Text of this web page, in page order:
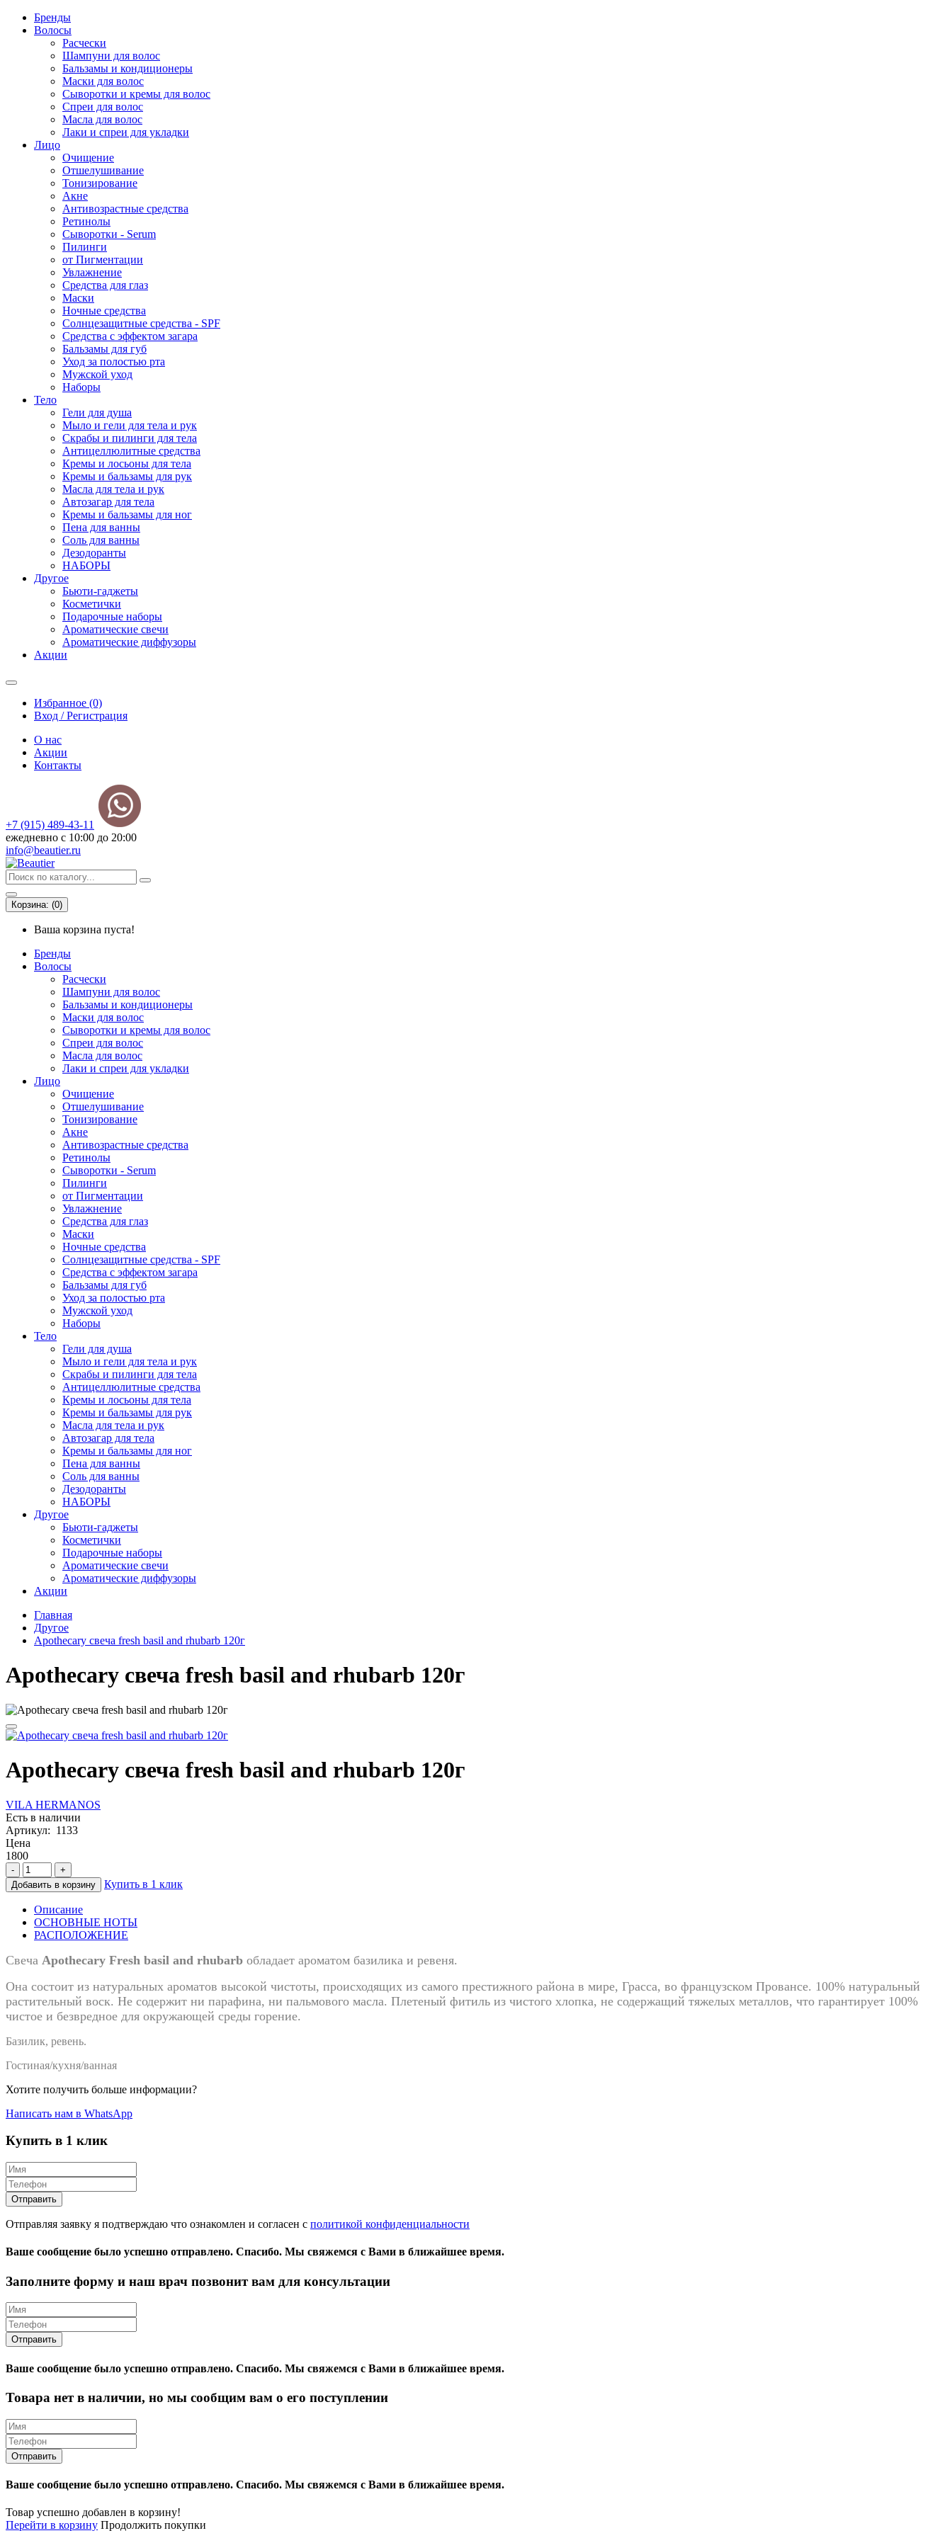
Бренды
Волосы
Расчески
Шампуни для волос
Бальзамы и кондиционеры
Маски для волос
Сыворотки и кремы для волос
Спреи для волос
Масла для волос
Лаки и спреи для укладки
Лицо
Очищение
Отшелушивание
Тонизирование
Акне
Антивозрастные средства
Ретинолы
Сыворотки - Serum
Пилинги
от Пигментации
Увлажнение
Средства для глаз
Маски
Ночные средства
Солнцезащитные средства - SPF
Средства c эффектом загара
Бальзамы для губ
Уход за полостью рта
Мужской уход
Наборы
Тело
Гели для душа
Мыло и гели для тела и рук
Скрабы и пилинги для тела
Антицеллюлитные средства
Кремы и лосьоны для тела
Кремы и бальзамы для рук
Масла для тела и рук
Автозагар для тела
Кремы и бальзамы для ног
Пена для ванны
Соль для ванны
Дезодоранты
НАБОРЫ
Другое
Бьюти-гаджеты
Косметички
Подарочные наборы
Ароматические свечи
Ароматические диффузоры
Акции
Избранное (0)
Вход / Регистрация
О нас
Акции
Контакты
+7 (915) 489-43-11
ежедневно с 10:00 до 20:00
info@beautier.ru
Корзина: (0)
Ваша корзина пуста!
Бренды
Волосы
Расчески
Шампуни для волос
Бальзамы и кондиционеры
Маски для волос
Сыворотки и кремы для волос
Спреи для волос
Масла для волос
Лаки и спреи для укладки
Лицо
Очищение
Отшелушивание
Тонизирование
Акне
Антивозрастные средства
Ретинолы
Сыворотки - Serum
Пилинги
от Пигментации
Увлажнение
Средства для глаз
Маски
Ночные средства
Солнцезащитные средства - SPF
Средства c эффектом загара
Бальзамы для губ
Уход за полостью рта
Мужской уход
Наборы
Тело
Гели для душа
Мыло и гели для тела и рук
Скрабы и пилинги для тела
Антицеллюлитные средства
Кремы и лосьоны для тела
Кремы и бальзамы для рук
Масла для тела и рук
Автозагар для тела
Кремы и бальзамы для ног
Пена для ванны
Соль для ванны
Дезодоранты
НАБОРЫ
Другое
Бьюти-гаджеты
Косметички
Подарочные наборы
Ароматические свечи
Ароматические диффузоры
Акции
Главная
Другое
Apothecary свеча fresh basil and rhubarb 120г
Apothecary свеча fresh basil and rhubarb 120г
Apothecary свеча fresh basil and rhubarb 120г
VILA HERMANOS
Есть в наличии
Артикул: 1133
Цена
1800
-
+
Добавить в корзину
Купить в 1 клик
Описание
ОСНОВНЫЕ НОТЫ
РАСПОЛОЖЕНИЕ
Свеча Apothecary Fresh basil and rhubarb обладает ароматом базилика и ревеня.
Она состоит из натуральных ароматов высокой чистоты, происходящих из самого престижного района в мире, Грасса, во французском Провансе. 100% натуральный
растительный воск. Не содержит ни парафина, ни пальмового масла. Плетеный фитиль из чистого хлопка, не содержащий тяжелых металлов, что гарантирует 100%
чистое и безвредное для окружающей среды горение.
Базилик, ревень.
Гостиная/кухня/ванная
Хотите получить больше информации?
Написать нам в WhatsApp
Купить в 1 клик
Отправляя заявку я подтверждаю что ознакомлен и согласен с политикой конфиденциальности
Ваше сообщение было успешно отправлено. Спасибо. Mы свяжемся с Вами в ближайшее время.
Заполните форму и наш врач позвонит вам для консультации
Ваше сообщение было успешно отправлено. Спасибо. Mы свяжемся с Вами в ближайшее время.
Товара нет в наличии, но мы сообщим вам о его поступлении
Ваше сообщение было успешно отправлено. Спасибо. Mы свяжемся с Вами в ближайшее время.
Товар успешно добавлен в корзину!
Перейти в корзину Продолжить покупки